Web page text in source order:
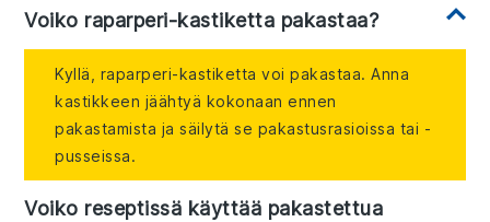
Voiko raparperi-kastiketta pakastaa?
Kyllä, raparperi-kastiketta voi pakastaa. Anna
kastikkeen jäähtyä kokonaan ennen
pakastamista ja säilytä se pakastusrasioissa tai -
pusseissa.
Voiko reseptissä käyttää pakastettua